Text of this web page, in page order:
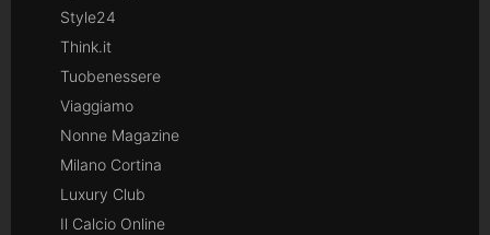
Style24
Think.it
Tuobenessere
Viaggiamo
Nonne Magazine
Milano Cortina
Luxury Club
Il Calcio Online